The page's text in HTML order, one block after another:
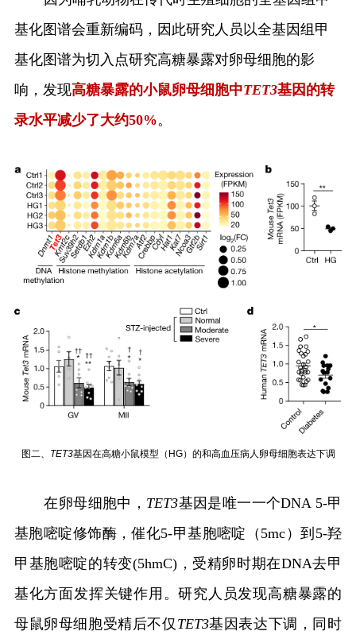
基化图谱会重新编码，因此研究人员以全基因组甲
基化图谱为切入点研究高糖暴露对卵母细胞的影
响，发现高糖暴露的小鼠卵母细胞中TET3基因的转
录水平减少了大约50%。
图二、 TET3基因在高糖小鼠模型（ HG）的和高血压病人卵母细胞表达下调
在卵母细胞中， TET3基因是唯一一个DNA 5-甲
基胞嘧啶修饰酶，催化5-甲基胞嘧啶（ 5mc ）到 5-羟
甲基胞嘧啶的转变(5hmC)，受精卵时期在DNA去甲
基化方面发挥关键作用。研究人员发现高糖暴露的
母鼠卵母细胞受精后不仅 TET3基因表达下调，同时